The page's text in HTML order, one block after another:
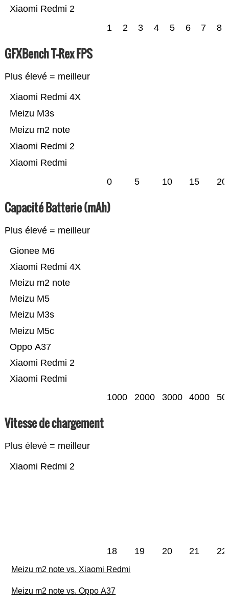
Xiaomi Redmi 2
1 2 3 4 5 6 7 8
GFXBench T-Rex FPS
Plus élevé = meilleur
Xiaomi Redmi
Xiaomi Redmi 2
Meizu m2 note
Meizu M3s
Xiaomi Redmi 4X
0 5 10 15 20
Capacité Batterie (mAh)
Plus élevé = meilleur
Xiaomi Redmi
Xiaomi Redmi 2
Oppo A37
Meizu M5c
Meizu M3s
Meizu M5
Meizu m2 note
Xiaomi Redmi 4X
Gionee M6
1000 2000 3000 4000
Vitesse de chargement
Plus élevé = meilleur
Xiaomi Redmi 2
18 19 20 21 22
Meizu m2 note vs. Xiaomi Redmi
Meizu m2 note vs. Oppo A37